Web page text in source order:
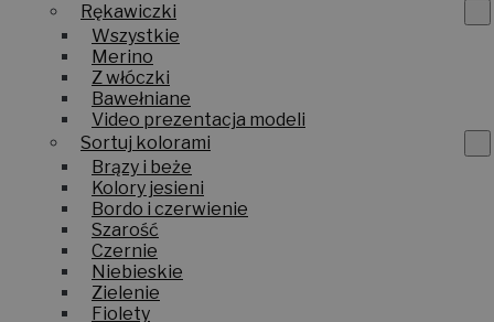
Rękawiczki
Wszystkie
Merino
Z włóczki
Bawełniane
Video prezentacja modeli
Sortuj kolorami
Brązy i beże
Kolory jesieni
Bordo i czerwienie
Szarość
Czernie
Niebieskie
Zielenie
Fiolety